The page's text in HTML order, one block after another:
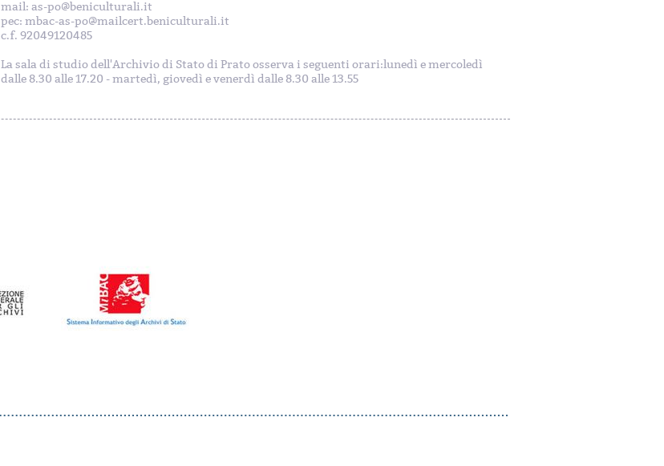
mail: as-po@beniculturali.it
pec: mbac-as-po@mailcert.beniculturali.it
c.f. 92049120485
La sala di studio dell'Archivio di Stato di Prato osserva i seguenti orari:lunedì e mercoledì
dalle 8.30 alle 17.20 - martedì, giovedì e venerdì dalle 8.30 alle 13.55